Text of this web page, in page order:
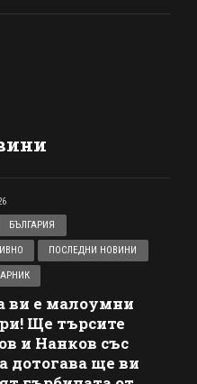
БЪЛГАРИЯ
ПОСЛЕДНИ НОВИНИ
ви е малоумни
Ще търсите
и Нанков със
дотогава ще ви